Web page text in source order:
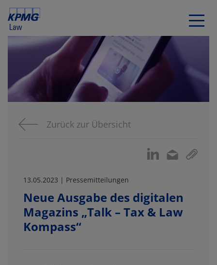
Zurück zur Übersicht
13.05.2023 | Pressemitteilungen
Neue Ausgabe des digitalen
Magazins „Talk – Tax & Law
Kompass“